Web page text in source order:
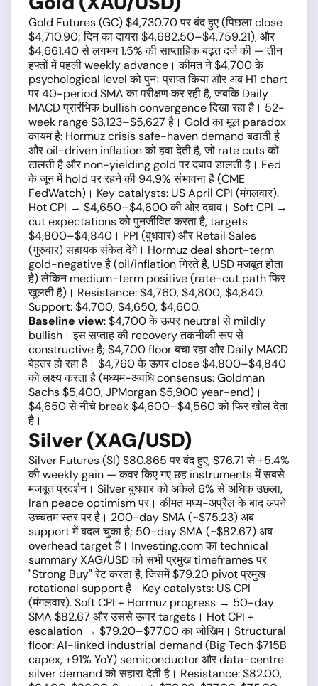
Gold Futures (GC) $4,730.70 पर बंद हुए (पिछला close
$4,710.90; दिन का दायरा $4,682.50–$4,759.21), और
$4,661.40 से लगभग 1.5% की साप्ताहिक बढ़त दर्ज की — तीन
हफ्तों में पहली weekly advance। कीमत ने $4,700 के
psychological level को पुनः प्राप्त किया और अब H1 chart
पर 40-period SMA का परीक्षण कर रही है, जबकि Daily
MACD प्रारंभिक bullish convergence दिखा रहा है। 52-
week range $3,123–$5,627 है। Gold का मूल paradox
कायम है: Hormuz crisis safe-haven demand बढ़ाती है
और oil-driven inflation को हवा देती है, जो rate cuts को
टालती है और non-yielding gold पर दबाव डालती है। Fed
के जून में hold पर रहने की 94.9% संभावना है (CME
FedWatch)। Key catalysts: US April CPI (मंगलवार).
Hot CPI → $4,650–$4,600 की ओर दबाव। Soft CPI →
cut expectations को पुनर्जीवित करता है, targets
$4,800–$4,840। PPI (बुधवार) और Retail Sales
(गुरुवार) सहायक संकेत देंगे। Hormuz deal short-term
gold-negative है (oil/inflation गिरते हैं, USD मजबूत होता
है) लेकिन medium-term positive (rate-cut path फिर
खुलती है)। Resistance: $4,760, $4,800, $4,840.
Support: $4,700, $4,650, $4,600.
Baseline view: $4,700 के ऊपर neutral से mildly
bullish। इस सप्ताह की recovery तकनीकी रूप से
constructive है; $4,700 floor बचा रहा और Daily MACD
बेहतर हो रहा है। $4,760 के ऊपर close $4,800–$4,840
को लक्ष्य करता है (मध्यम-अवधि consensus: Goldman
Sachs $5,400, JPMorgan $5,900 year-end)।
$4,650 से नीचे break $4,600–$4,560 को फिर खोल देता
है।
Silver (XAG/USD)
Silver Futures (SI) $80.865 पर बंद हुए, $76.71 से +5.4%
की weekly gain — कवर किए गए छह instruments में सबसे
मजबूत प्रदर्शन। Silver बुधवार को अकेले 6% से अधिक उछला,
Iran peace optimism पर। कीमत मध्य-अप्रैल के बाद अपने
उच्चतम स्तर पर है। 200-day SMA (~$75.23) अब
support में बदल चुका है; 50-day SMA (~$82.67) अब
overhead target है। Investing.com का technical
summary XAG/USD को सभी प्रमुख timeframes पर
"Strong Buy" रेट करता है, जिसमें $79.20 pivot प्रमुख
rotational support है। Key catalysts: US CPI
(मंगलवार). Soft CPI + Hormuz progress → 50-day
SMA $82.67 और उससे ऊपर targets। Hot CPI +
escalation → $79.20–$77.00 का जोखिम। Structural
floor: AI-linked industrial demand (Big Tech $715B
capex, +91% YoY) semiconductor और data-centre
silver demand को सहारा देती है। Resistance: $82.00,